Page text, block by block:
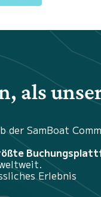
als
der SamBoat
Erlebnis